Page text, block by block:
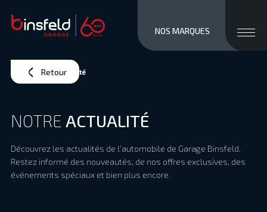
close
STOCK NEUF
SERVICES / VENTE
ATELIER
À PROPOS
ACCÈS ET CONTACTS
Private/Professional lease
NOS MARQUES
Retour
Accueil Notre actualité
NOTRE ACTUALITÉ
Découvrez les actualités de l’automobile de Garage Binsfeld.
Restez informé des nouveautés, de nos offres exclusives, des
événements spéciaux et bien plus encore.